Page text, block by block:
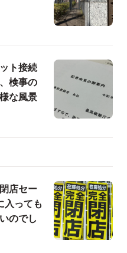
ト接続
検事の
な風景
店セー
入っても
のでし